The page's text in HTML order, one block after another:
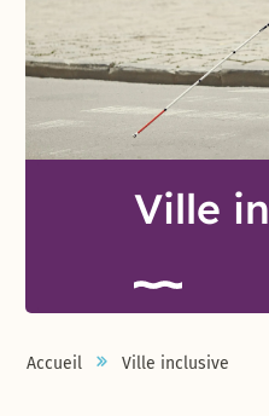
Ville
Accueil Ville inclusive